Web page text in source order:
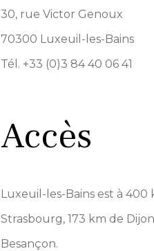
30, rue Victor Genoux
70300 Luxeuil-les-Bains
Tél. +33 (0)3 84 40 06 41
Accès
Luxeuil-les-Bains est à 400
Strasbourg, 173 km de
Besançon.